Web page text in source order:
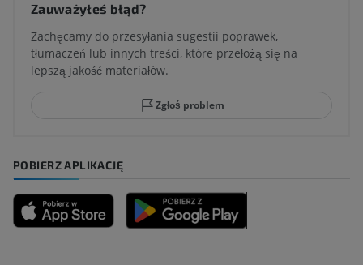
Zauważyłeś błąd?
Zachęcamy do przesyłania sugestii poprawek,
tłumaczeń lub innych treści, które przełożą się na
lepszą jakość materiałów.
Zgłoś problem
POBIERZ APLIKACJĘ